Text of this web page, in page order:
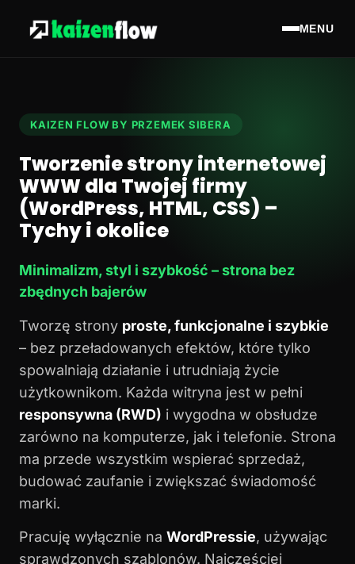
MENU
KAIZEN FLOW BY PRZEMEK SIBERA
Tworzenie strony internetowej
WWW dla Twojej firmy
(WordPress, HTML, CSS) –
Tychy i okolice
Minimalizm, styl i szybkość – strona bez
zbędnych bajerów
Tworzę strony proste, funkcjonalne i szybkie
– bez przeładowanych efektów, które tylko
spowalniają działanie i utrudniają życie
użytkownikom. Każda witryna jest w pełni
responsywna (RWD) i wygodna w obsłudze
zarówno na komputerze, jak i telefonie. Strona
ma przede wszystkim wspierać sprzedaż,
budować zaufanie i zwiększać świadomość
marki.
Pracuję wyłącznie na WordPressie, używając
sprawdzonych szablonów. Najczęściej